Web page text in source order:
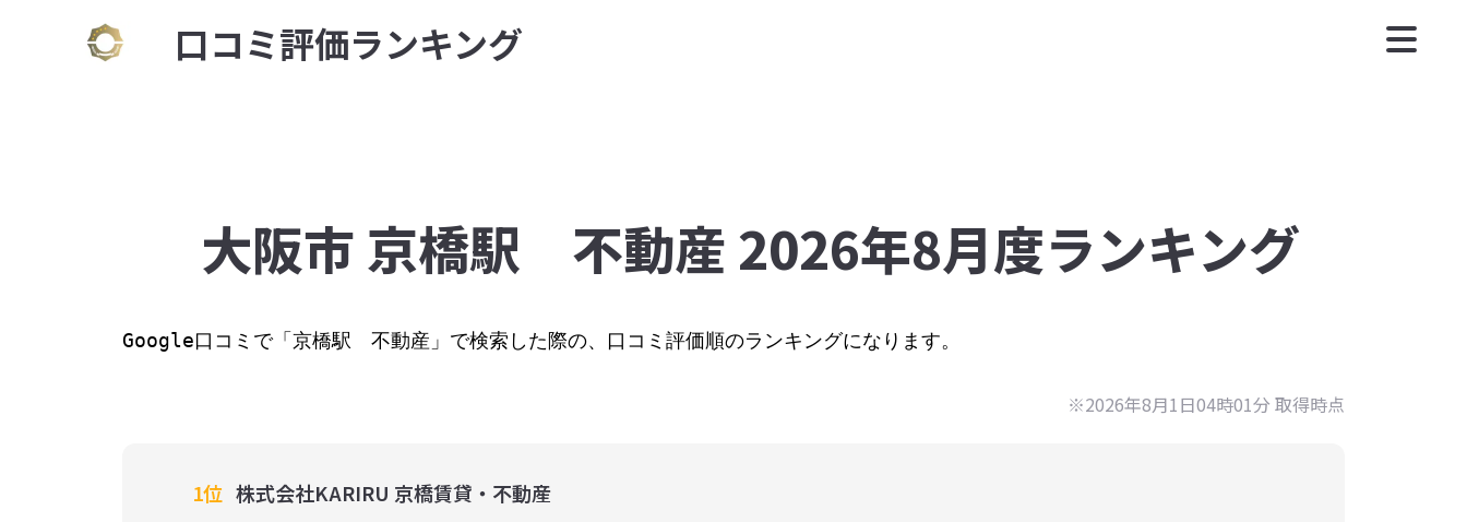
⼝コミ評価ランキング
大阪市 京橋駅 不動産 2026年8月度ランキング
Google⼝コミで「京橋駅　不動産」で検索した際の、口コミ評価順のランキングになります。
※2026年8月1日04時01分 取得時点
1位 株式会社KARIRU 京橋賃貸・不動産